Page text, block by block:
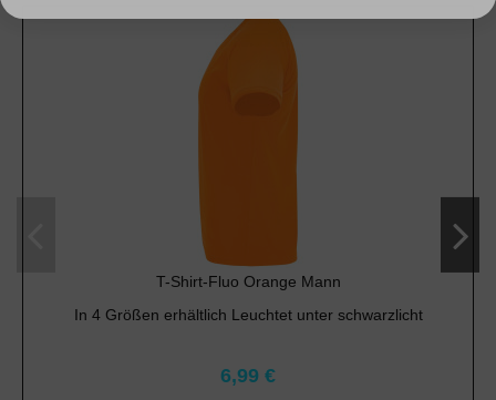
T-Shirt-Fluo Orange Mann
In 4 Größen erhältlich Leuchtet unter schwarzlicht
6,99 €